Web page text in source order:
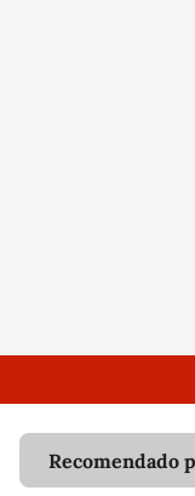
Recomendado